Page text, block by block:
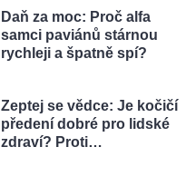
Daň za moc: Proč alfa
samci paviánů stárnou
rychleji a špatně spí?
Zeptej se vědce: Je kočičí
předení dobré pro lidské
zdraví? Proti…